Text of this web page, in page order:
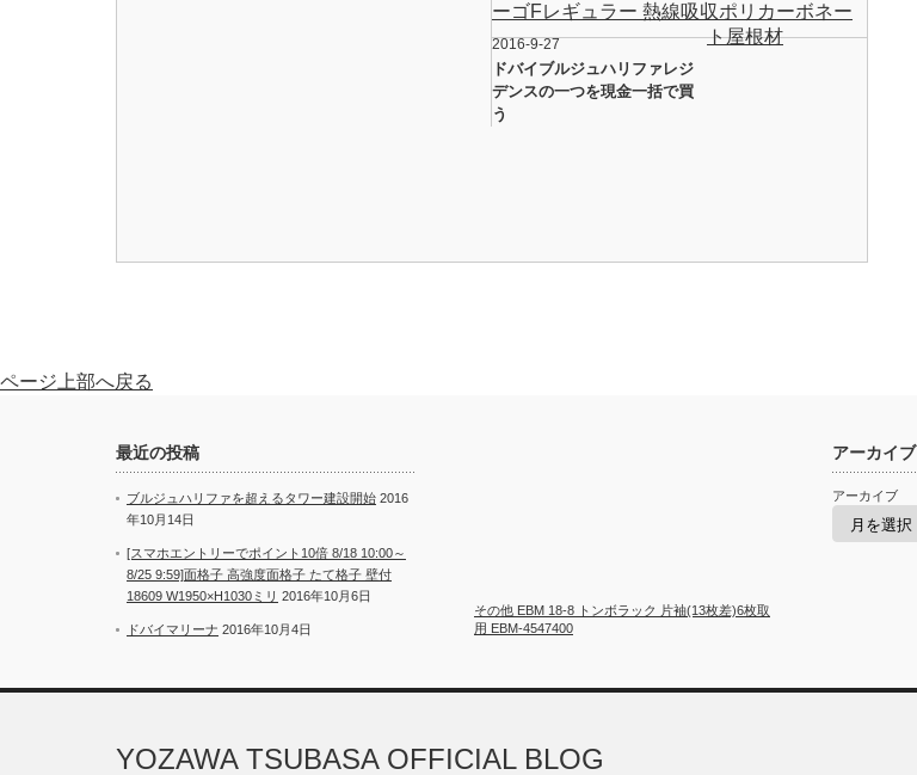
ーゴFレギュラー 熱線吸収ポリカーボネー
ト屋根材
2016-9-27
ドバイブルジュハリファレジ
デンスの一つを現金一括で買
う
ページ上部へ戻る
最近の投稿
ブルジュハリファを超えるタワー建設開始 2016
年10月14日
[スマホエントリーでポイント10倍 8/18 10:00～
8/25 9:59]面格子 高強度面格子 たて格子 壁付
18609 W1950×H1030ミリ 2016年10月6日
ドバイマリーナ 2016年10月4日
アーカイブ
アーカイブ
その他 EBM 18-8 トンボラック 片袖(13枚差)6枚取
用 EBM-4547400
YOZAWA TSUBASA OFFICIAL BLOG